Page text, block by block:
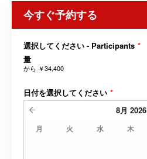
今すぐ予約する
選択してください - Participants *
量
から ￥34,400
日付を選択してください *
8月 2026
月 火 水 木